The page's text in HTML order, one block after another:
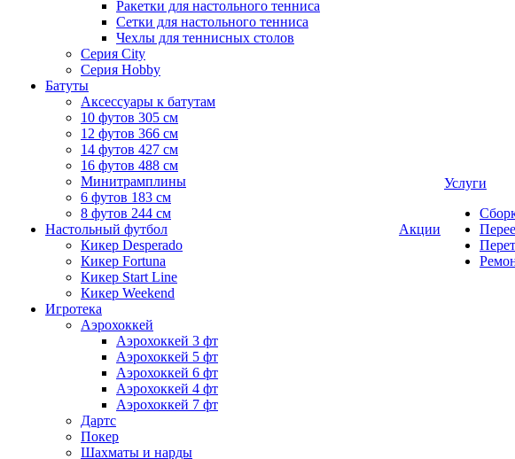
Ракетки для настольного тенниса
Сетки для настольного тенниса
Чехлы для теннисных столов
Серия City
Серия Hobby
Батуты
Аксессуары к батутам
10 футов 305 см
12 футов 366 см
14 футов 427 см
16 футов 488 см
Минитрамплины
6 футов 183 см
8 футов 244 см
Настольный футбол
Кикер Desperado
Кикер Fortuna
Кикер Start Line
Кикер Weekend
Игротека
Аэрохоккей
Аэрохоккей 3 фт
Аэрохоккей 5 фт
Аэрохоккей 6 фт
Аэрохоккей 4 фт
Аэрохоккей 7 фт
Дартс
Покер
Шахматы и нарды
Акции
Услуги